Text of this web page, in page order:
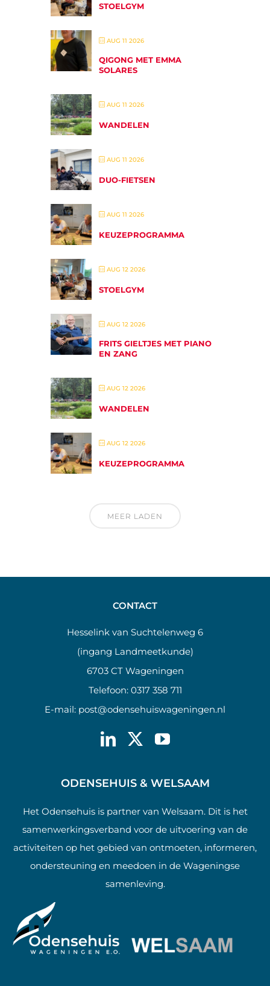
STOELGYM
AUG 11 2026
QIGONG MET EMMA
SOLARES
AUG 11 2026
WANDELEN
AUG 11 2026
DUO-FIETSEN
AUG 11 2026
KEUZEPROGRAMMA
AUG 12 2026
STOELGYM
AUG 12 2026
FRITS GIELTJES MET PIANO
EN ZANG
AUG 12 2026
WANDELEN
AUG 12 2026
KEUZEPROGRAMMA
MEER LADEN
CONTACT
Hesselink van Suchtelenweg 6
(ingang Landmeetkunde)
6703 CT Wageningen
Telefoon: 0317 358 711
E-mail: post@odensehuiswageningen.nl
ODENSEHUIS & WELSAAM
Het Odensehuis is partner van Welsaam. Dit is het
samenwerkingsverband voor de uitvoering van de
activiteiten op het gebied van ontmoeten, informeren,
ondersteuning en meedoen in de Wageningse
samenleving.